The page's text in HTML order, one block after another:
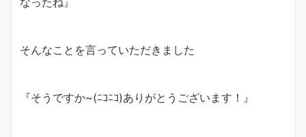
そんなことを言っていただきました
『そうですか~(ﾆｺﾆｺ)ありがとうございます！』